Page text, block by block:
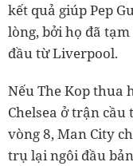
kết quả giúp Pep
lòng, bởi họ đã
đầu từ Liverpool.
Nếu The Kop thua
Chelsea ở trận cầu
vòng 8, Man City
trụ lại ngôi đầu